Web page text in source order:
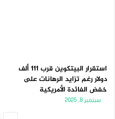
استقرار البيتكوين قرب 111 ألف
دولار رغم تزايد الرهانات على
خفض الفائدة الأمريكية
سبتمبر 8, 2025